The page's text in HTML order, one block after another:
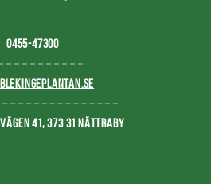
0455-47300
41, 373 31 NÄTTRABY